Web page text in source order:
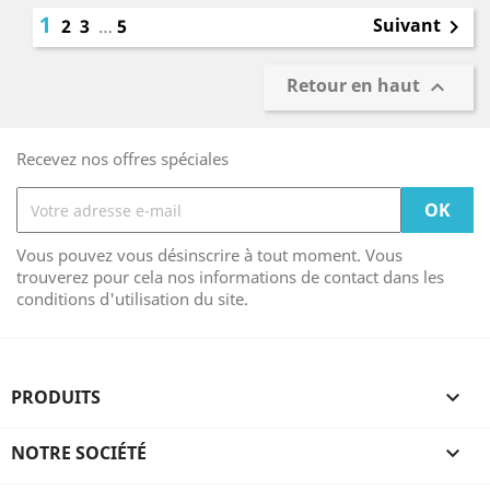
1 2 3 … 5 Suivant 
Retour en haut 
Recevez nos offres spéciales
Vous pouvez vous désinscrire à tout moment. Vous
trouverez pour cela nos informations de contact dans les
conditions d'utilisation du site.
PRODUITS 
NOTRE SOCIÉTÉ 